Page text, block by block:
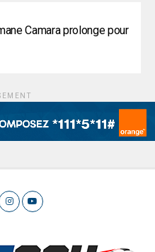
Camara prolonge pour